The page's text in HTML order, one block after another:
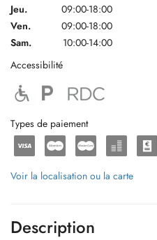
Jeu.
09:00-18:00
Ven.
09:00-18:00
Sam.
10:00-14:00
Accessibilité
Types de paiement
Voir la localisation ou la carte
Description